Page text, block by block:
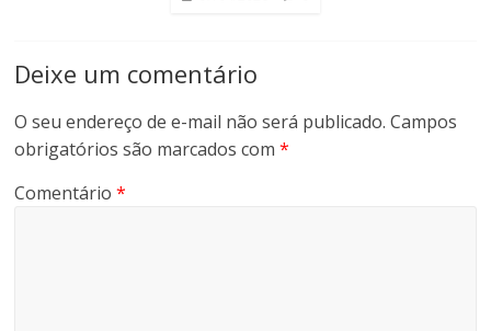
Deixe um comentário
O seu endereço de e-mail não será publicado. Campos
obrigatórios são marcados com*
Comentário*